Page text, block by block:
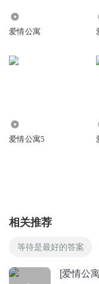
爱情公寓
爱情公寓5
相关推荐
等待是最好的答案
[爱情公